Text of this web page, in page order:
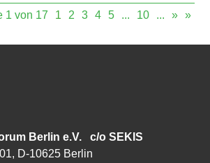
1 von 17 1 2 3 4 5 ... 10 ... » »
Berlin e.V. c/o SEKIS
D-10625 Berlin